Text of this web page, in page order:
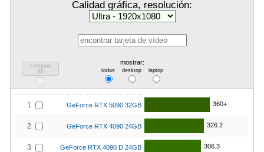
Calidad gráfica, resolución:
compare
(0)
mostrar:
todas desktop laptop
1 GeForce RTX 5090 32GB 360+
2 GeForce RTX 4090 24GB 326.2
3 GeForce RTX 4090 D 24GB 306.3